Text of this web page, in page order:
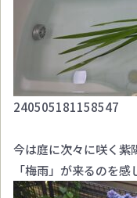
240505181158547
今は庭に次々に咲く紫
「梅雨」が来るのを感